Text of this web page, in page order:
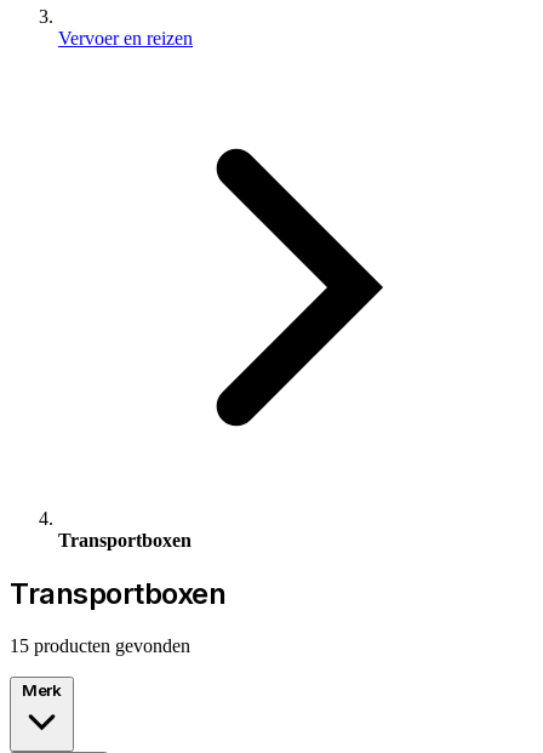
Vervoer en reizen
Transportboxen
Transportboxen
15 producten gevonden
Merk